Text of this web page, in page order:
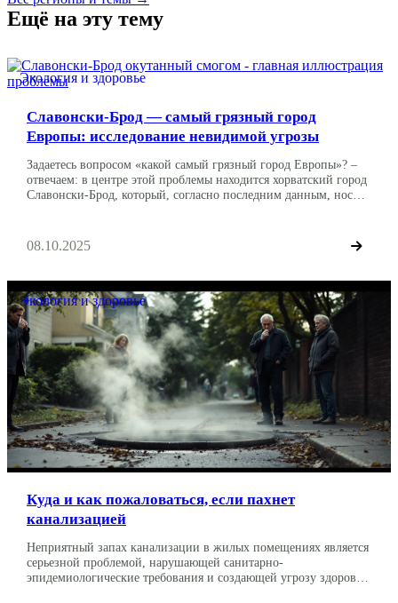
Ещё на эту тему
Экология и здоровье
Славонски-Брод — самый грязный город
Европы: исследование невидимой угрозы
Задаетесь вопросом «какой самый грязный город Европы»? –
отвечаем: в центре этой проблемы находится хорватский город
Славонски-Брод, который, согласно последним данным, носит
области зеленой политики, суровая реальность заключается в
том, что почти все ее население дышит воздухом, […]
08.10.2025
Экология и здоровье
Куда и как пожаловаться, если пахнет
канализацией
Неприятный запах канализации в жилых помещениях является
серьезной проблемой, нарушающей санитарно-
эпидемиологические требования и создающей угрозу здоровью